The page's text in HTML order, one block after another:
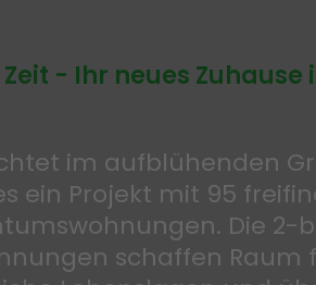
erfüllen Sie sich bereits nach 5 Jahren
Dach­ter­rasse
- Ihr neues Zuhause
im aufblü­henden
ein Projekt mit 95
Die 2-
schaffen Raum